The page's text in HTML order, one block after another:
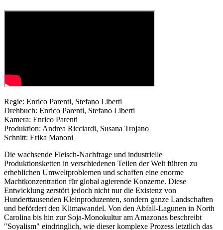
Regie: Enrico Parenti, Stefano Liberti
Drehbuch: Enrico Parenti, Stefano Liberti
Kamera: Enrico Parenti
Produktion: Andrea Ricciardi, Susana Trojano
Schnitt: Erika Manoni
Die wachsende Fleisch-Nachfrage und industrielle
Produktionsketten in verschiedenen Teilen der Welt führen zu
erheblichen Umweltproblemen und schaffen eine enorme
Machtkonzentration für global agierende Konzerne. Diese
Entwicklung zerstört jedoch nicht nur die Existenz von
Hunderttausenden Kleinproduzenten, sondern ganze Landschaften
und befördert den Klimawandel. Von den Abfall-Lagunen in North
Carolina bis hin zur Soja-Monokultur am Amazonas beschreibt
"Soyalism" eindringlich, wie dieser komplexe Prozess letztlich das